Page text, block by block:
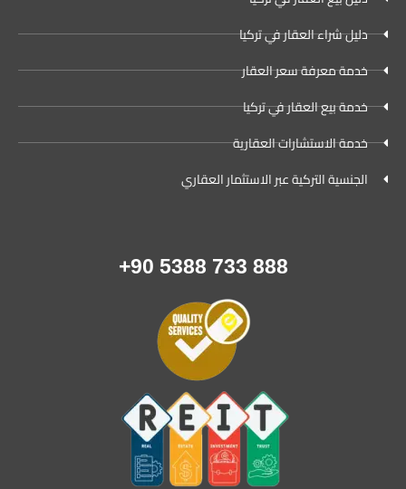
دليل شراء العقار في تركيا
خدمة معرفة سعر العقار
خدمة بيع العقار في تركيا
خدمة الاستشارات العقارية
الجنسية التركية عبر الاستثمار العقاري
888 733 5388 90+